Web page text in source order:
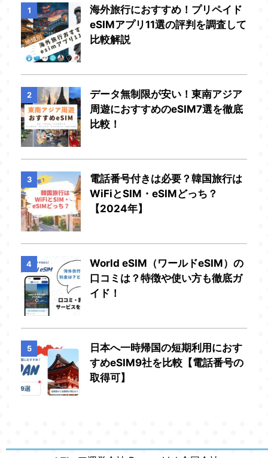
1
海外旅行におすすめ！プリペイド
eSIMアプリ11選の評判を調査して
比較解説
2
データ無制限が安い！東南アジア
周遊におすすめのeSIM7選を徹底
比較！
3
電話番号付きは必要？韓国旅行は
WiFiとSIM・eSIMどっち？
【2024年】
4
World eSIM（ワールドeSIM）の
口コミは？特徴や使い方も徹底ガ
イド！
5
日本へ一時帰国の短期利用におす
すめeSIM9社を比較【電話番号の
取得可】